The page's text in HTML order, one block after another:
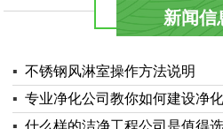
新闻信
▪ 不锈钢风淋室操作方法说明
▪ 专业净化公司教你如何建设净
▪ 什么样的洁净工程公司是值得